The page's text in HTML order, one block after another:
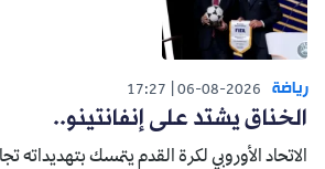
رياضة 06-08-2026
17:27
الخناق يشتد على إنفانتينو..
الاتحاد الأوروبي لكرة القدم يتمسك بتهديداته